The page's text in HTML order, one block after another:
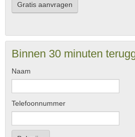
Gratis aanvragen
Binnen 30 minuten
Naam
Telefoonnummer